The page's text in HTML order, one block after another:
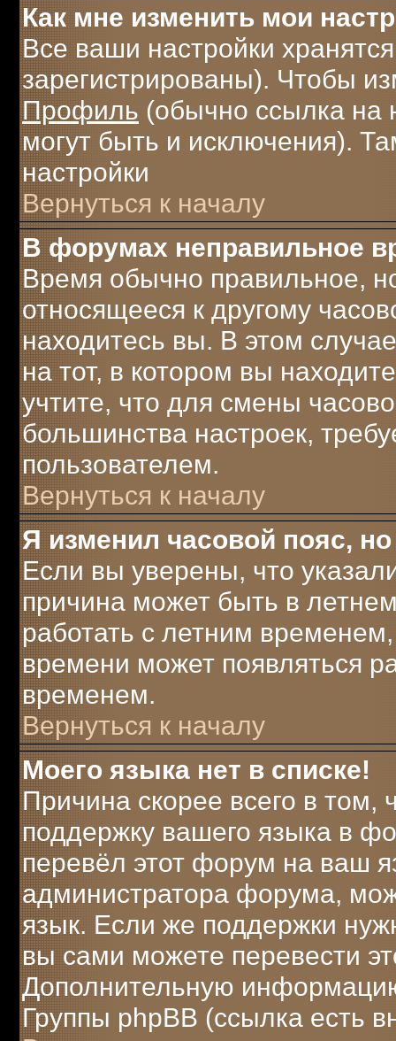
Как мне изменить мои
Все ваши настройки
зарегистрированы). Чтобы
Профиль (обычно ссылка на
могут быть и исключения).
настройки
Вернуться к началу
В форумах неправильное
Время обычно правильное,
относящееся к другому
находитесь вы. В этом
на тот, в котором вы
учтите, что для смены
большинства настроек,
пользователем.
Вернуться к началу
Я изменил часовой пояс,
Если вы уверены, что
причина может быть в
работать с летним
времени может появляться
временем.
Вернуться к началу
Моего языка нет в списке!
Причина скорее всего в том,
поддержку вашего языка в
перевёл этот форум на ваш
администратора форума,
язык. Если же поддержки
вы сами можете перевести
Дополнительную
Группы phpBB (ссылка есть